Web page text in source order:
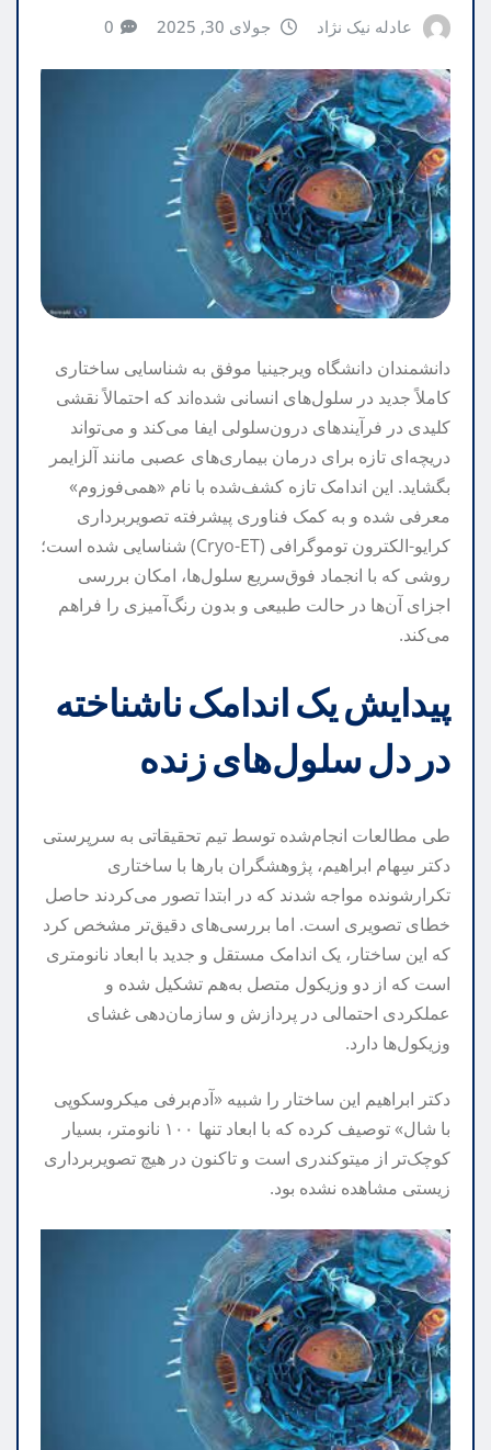
عادله نیک نژاد جولای 30, 2025 0
دانشمندان دانشگاه ویرجینیا موفق به شناسایی ساختاری
کاملاً جدید در سلول‌های انسانی شده‌اند که احتمالاً نقشی
کلیدی در فرآیندهای درون‌سلولی ایفا می‌کند و می‌تواند
دریچه‌ای تازه برای درمان بیماری‌های عصبی مانند آلزایمر
بگشاید. این اندامک تازه کشف‌شده با نام «همی‌فوزوم»
معرفی شده و به کمک فناوری پیشرفته تصویربرداری
کرایو-الکترون توموگرافی (Cryo-ET) شناسایی شده است؛
روشی که با انجماد فوق‌سریع سلول‌ها، امکان بررسی
اجزای آن‌ها در حالت طبیعی و بدون رنگ‌آمیزی را فراهم
می‌کند.
پیدایش یک اندامک ناشناخته
در دل سلول‌های زنده
طی مطالعات انجام‌شده توسط تیم تحقیقاتی به سرپرستی
دکتر سِهام ابراهیم، پژوهشگران بارها با ساختاری
تکرارشونده مواجه شدند که در ابتدا تصور می‌کردند حاصل
خطای تصویری است. اما بررسی‌های دقیق‌تر مشخص کرد
که این ساختار، یک اندامک مستقل و جدید با ابعاد نانومتری
است که از دو وزیکول متصل به‌هم تشکیل شده و
عملکردی احتمالی در پردازش و سازمان‌دهی غشای
وزیکول‌ها دارد.
دکتر ابراهیم این ساختار را شبیه «آدم‌برفی میکروسکوپی
با شال» توصیف کرده که با ابعاد تنها ۱۰۰ نانومتر، بسیار
کوچک‌تر از میتوکندری است و تاکنون در هیچ تصویربرداری
زیستی مشاهده نشده بود.